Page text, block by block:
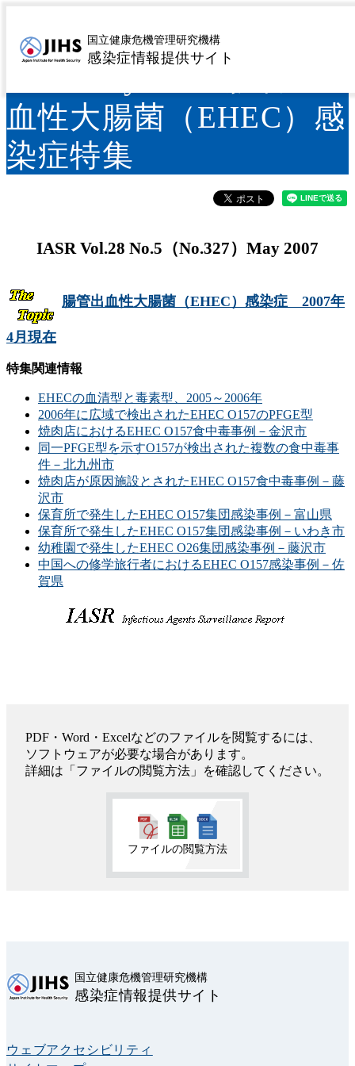
国立健康危機管理研究機構
感染症情報提供サイト
IASR(No.327) Vol.28
血性大腸菌（EHEC）感
染症特集
IASR Vol.28 No.5（No.327）May 2007
腸管出血性大腸菌（EHEC）感染症 2007年
4月現在
特集関連情報
EHECの血清型と毒素型、2005～2006年
2006年に広域で検出されたEHEC O157のPFGE型
焼肉店におけるEHEC O157食中毒事例－金沢市
同一PFGE型を示すO157が検出された複数の食中毒事
件－北九州市
焼肉店が原因施設とされたEHEC O157食中毒事例－藤
沢市
保育所で発生したEHEC O157集団感染事例－富山県
保育所で発生したEHEC O157集団感染事例－いわき市
幼稚園で発生したEHEC O26集団感染事例－藤沢市
中国への修学旅行者におけるEHEC O157感染事例－佐
賀県
PDF・Word・Excelなどのファイルを閲覧するには、
ソフトウェアが必要な場合があります。
詳細は「ファイルの閲覧方法」を確認してください。
ファイルの閲覧方法
国立健康危機管理研究機構
感染症情報提供サイト
ウェブアクセシビリティ